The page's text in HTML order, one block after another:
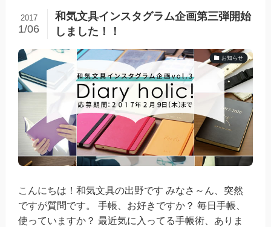
和気文具インスタグラム企画第三弾開始
しました！！
2017
1/06
お知らせ
こんにちは！和気文具の出野です みなさ～ん、突然
ですが質問です。 手帳、お好きですか？ 毎日手帳、
使っていますか？ 最近気に入ってる手帳術、ありま